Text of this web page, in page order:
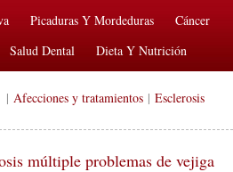
Picaduras Y Mordeduras
Cáncer
Salud Dental
Dieta Y Nutrición
Cirugías Y Procedimientos
| Afecciones y tratamientos | Esclerosis
múltiple problemas de vejiga